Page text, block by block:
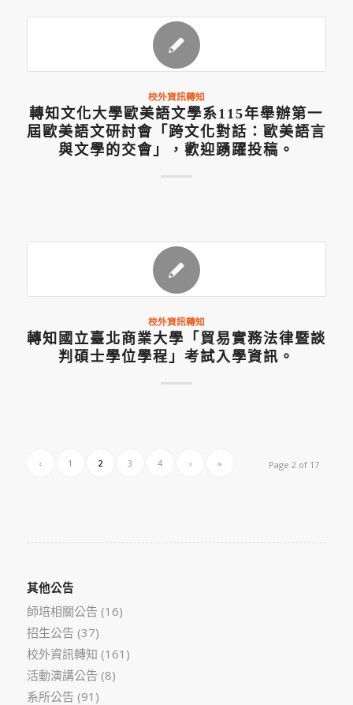
校外資訊轉知
轉知文化大學歐美語文學系115年舉辦第一
屆歐美語文研討會「跨文化對話：歐美語言
與文學的交會」，歡迎踴躍投稿。
校外資訊轉知
轉知國立臺北商業大學「貿易實務法律暨談
判碩士學位學程」考試入學資訊。
Page 2 of 17
‹ 1 2 3 4 › »
其他公告
師培相關公告 (16)
招生公告 (37)
校外資訊轉知 (161)
活動演講公告 (8)
系所公告 (91)